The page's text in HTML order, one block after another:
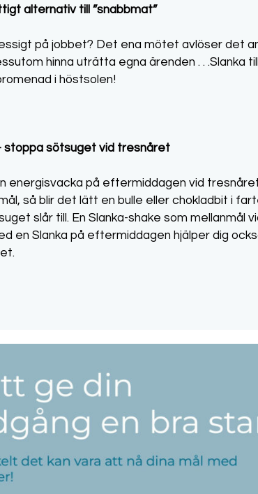
alternativ till ”snabbmat”
på jobbet? Det ena mötet avlöser det
hinna uträtta egna ärenden . . .Slanka
i höstsolen!
stoppa sötsuget vid tresnåret
energisvacka på eftermiddagen vid
så blir det lätt en bulle eller chokladbit i
slår till. En Slanka-shake som mellanmål
en Slanka på eftermiddagen hjälper dig